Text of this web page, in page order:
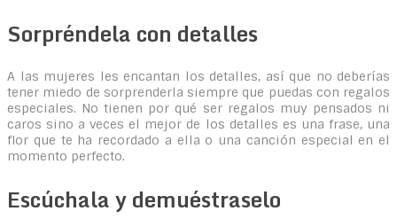
Sorpréndela con detalles
A las mujeres les encantan los detalles, así que no deberías
tener miedo de sorprenderla siempre que puedas con regalos
especiales. No tienen por qué ser regalos muy pensados ni
caros sino a veces el mejor de los detalles es una frase, una
flor que te ha recordado a ella o una canción especial en el
momento perfecto.
Escúchala y demuéstraselo